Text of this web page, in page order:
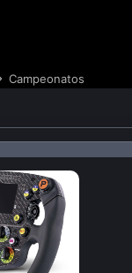
Campeonatos